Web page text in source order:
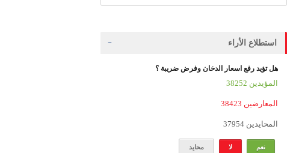
استطلاع الأراء
هل تؤيد رفع اسعار الدخان وفرض ضريبة ؟
38252 المؤيدين
38423 المعارضين
37954 المحايدين
محايد لا نعم